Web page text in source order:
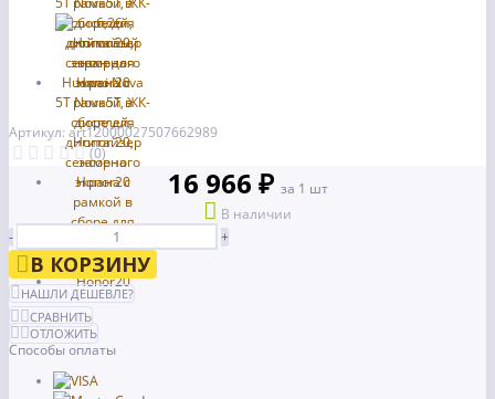
Артикул: art12000027507662989
(0)
16 966 ₽ за 1 шт
В наличии
-
+
В КОРЗИНУ
НАШЛИ ДЕШЕВЛЕ?
СРАВНИТЬ
ОТЛОЖИТЬ
Способы оплаты